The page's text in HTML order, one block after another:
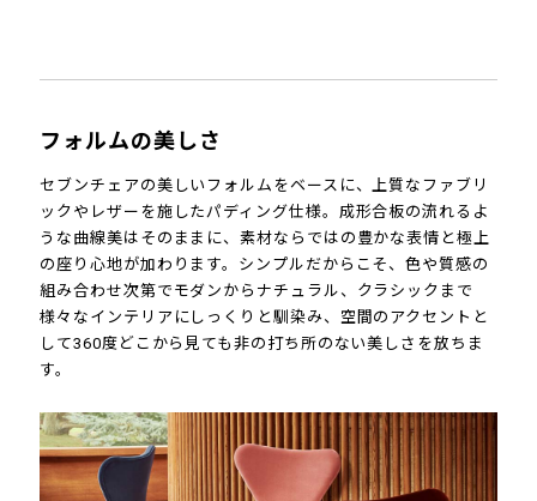
フォルムの美しさ
セブンチェアの美しいフォルムをベースに、上質なファブリ
ックやレザーを施したパディング仕様。成形合板の流れるよ
うな曲線美はそのままに、素材ならではの豊かな表情と極上
の座り心地が加わります。シンプルだからこそ、色や質感の
組み合わせ次第でモダンからナチュラル、クラシックまで
様々なインテリアにしっくりと馴染み、空間のアクセントと
して360度どこから見ても非の打ち所のない美しさを放ちま
す。